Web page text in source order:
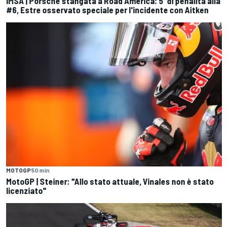
#6, Estre osservato speciale per l'incidente con Aitken
MOTOGP50 min
MotoGP | Steiner: "Allo stato attuale, Vinales non è stato
licenziato"